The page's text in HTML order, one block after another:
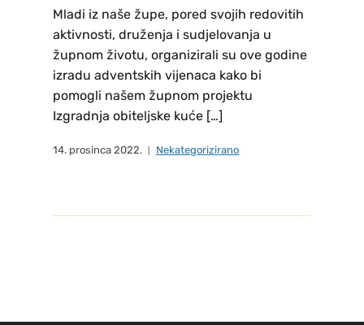
Nikolić. Petkom – Sv. Mise u crkvi
St. Georg, Marienplatz, 85354
Freising , Već je duga tradicija u
katoličkom svijetu da se prvi petak
u mjesecu posebno štuje Srce
Isusovo, a napose na način da se
tada ispovjedi i na svetoj misi
Sveta Ispovijed je od 17:30 sati. u
Mladi iz naše župe, pored svojih redovitih
aktivnosti, druženja i sudjelovanja u
župnom životu, organizirali su ove godine
izradu adventskih vijenaca kako bi
pomogli našem župnom projektu
Izgradnja obiteljske kuće […]
14. prosinca 2022. Nekategorizirano